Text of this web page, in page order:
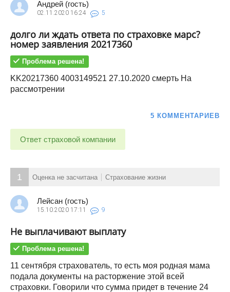
Андрей (гость)
02.11.2020 16:24 5
долго ли ждать ответа по страховке марс?
номер заявления 20217360
Проблема решена!
KK20217360 4003149521 27.10.2020 смерть На
рассмотрении
5 КОММЕНТАРИЕВ
Ответ страховой компании
1 Оценка не засчитана Страхование жизни
Лейсан (гость)
15.10.2020 17:11 9
Не выплачивают выплату
Проблема решена!
11 сентября страхователь, то есть моя родная мама
подала документы на расторжение этой всей
страховки. Говорили что сумма придет в течение 24